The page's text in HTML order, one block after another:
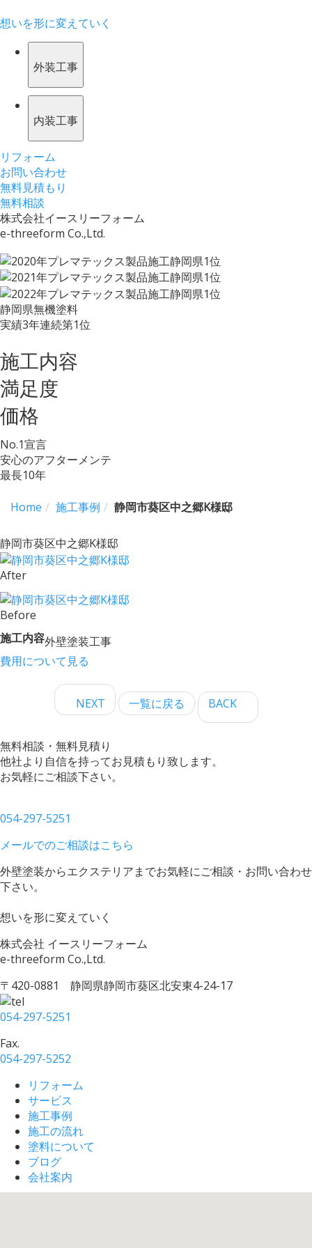
想いを形に変えていく
外装工事
内装工事
リフォーム
お問い合わせ
無料見積もり
無料相談
株式会社イースリーフォーム
e-threeform Co.,Ltd.
静岡県無機塗料
実績3年連続第1位
施工内容
満足度
価格
No.1宣言
安心のアフターメンテ
最長10年
Home 施工事例 静岡市葵区中之郷K様邸
静岡市葵区中之郷K様邸
After
Before
施工内容外壁塗装工事
費用について見る
NEXT 一覧に戻る BACK
無料相談・無料見積り
他社より自信を持ってお見積もり致します。
お気軽にご相談下さい。
054-297-5251
メールでのご相談はこちら
外壁塗装からエクステリアまでお気軽にご相談・お問い合わせ
下さい。
想いを形に変えていく
株式会社 イースリーフォーム
e-threeform Co.,Ltd.
〒420-0881 静岡県静岡市葵区北安東4-24-17
054-297-5251
Fax.
054-297-5252
リフォーム
サービス
施工事例
施工の流れ
塗料について
ブログ
会社案内